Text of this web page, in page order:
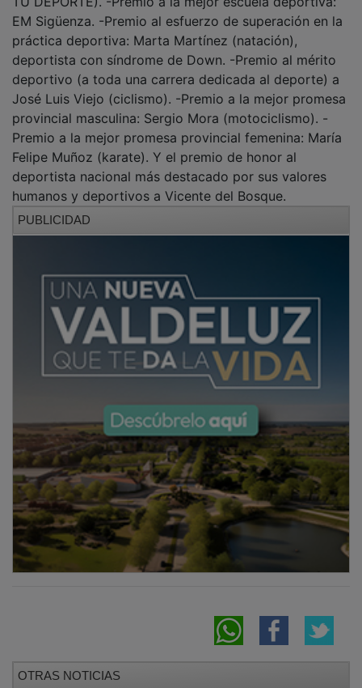
EM Sigüenza. -Premio al esfuerzo de superación en la
práctica deportiva: Marta Martínez (natación),
deportista con síndrome de Down. -Premio al mérito
deportivo (a toda una carrera dedicada al deporte) a
José Luis Viejo (ciclismo). -Premio a la mejor promesa
provincial masculina: Sergio Mora (motociclismo). -
Premio a la mejor promesa provincial femenina: María
Felipe Muñoz (karate). Y el premio de honor al
deportista nacional más destacado por sus valores
humanos y deportivos a Vicente del Bosque.